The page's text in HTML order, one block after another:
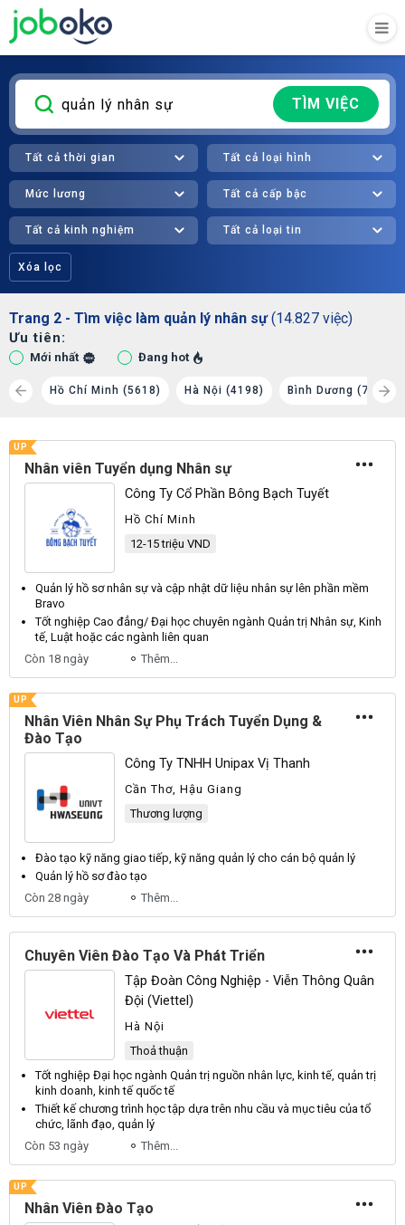
TÌM VIỆC
Tất cả thời gian Tất cả loại hình
Mức lương Tất cả cấp bậc
Tất cả kinh nghiệm Tất cả loại tin
Xóa lọc
Trang 2 - Tìm việc làm quản lý nhân sự(14.827 việc)
Ưu tiên:
Mới nhất Đang hot
Hồ Chí Minh (5618) Hà Nội (4198) Bình Dương (733)
UP
Nhân viên Tuyển dụng Nhân sự
Công Ty Cổ Phần Bông Bạch Tuyết
Hồ Chí Minh
12-15 triệu VND
Quản lý hồ sơnhân sự và cập nhật dữ liệu nhân sự lên phần mềm
Bravo
Tốt nghiệp Cao đẳng/ Đại học chuyên ngành Quản trị Nhân sự, Kinh
tế, Luật hoặc các ngành liên quan
Còn 18 ngày
Thêm...
UP
Nhân Viên Nhân Sự Phụ Trách Tuyển Dụng &
Đào Tạo
Công Ty TNHH Unipax Vị Thanh
Cần Thơ, Hậu Giang
Thương lượng
Đào tạo kỹ năng giao tiếp, kỹ năng quản lý cho cán bộ quản lý
Quản lý hồ sơ đào tạo
Còn 28 ngày
Thêm...
Chuyên Viên Đào Tạo Và Phát Triển
Tập Đoàn Công Nghiệp - Viễn Thông Quân
Đội (Viettel)
Hà Nội
Thoả thuận
Tốt nghiệp Đại học ngành Quản trị nguồn nhân lực, kinh tế, quản trị
kinh doanh, kinh tế quốc tế
Thiết kế chương trình học tập dựa trên nhu cầu và mục tiêu của tổ
chức, lãnh đạo, quản lý
Còn 53 ngày
Thêm...
UP
Nhân Viên Đào Tạo